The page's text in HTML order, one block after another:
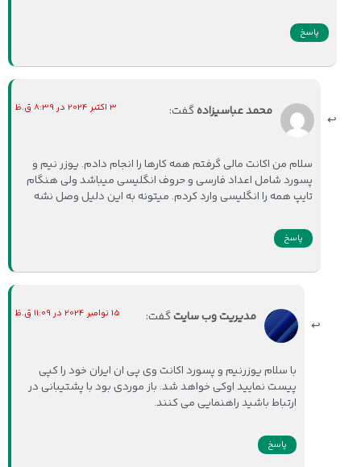
پاسخ
محمد عباسیزادهگفت: 3 اکتبر 2024 در 8:39 ق.ظ
سلام من اکانت مالی گرفتم همه کارها را انجام دادم. یوزر نیم و
پسورد شامل اعداد فارسی و حروف انگلیسی میباشد ولی هنگام
تایپ همه را انگلیسی وارد کردم. میتونه به این دلیل وصل نشه
پاسخ
مدیریت وب سایتگفت: 15 نوامبر 2024 در 11:09 ق.ظ
با سلام یوزرنیم و پسورد اکانت وی پی ان ایران خود را کپی
پیست نمایید اوکی خواهد شد. باز موردی بود با پشتیبانی در
ارتباط باشید راهنمایی می کنند.
پاسخ